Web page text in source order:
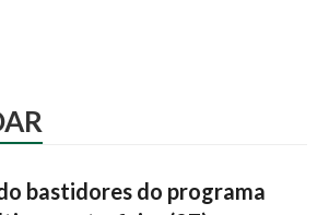
bastidores do programa